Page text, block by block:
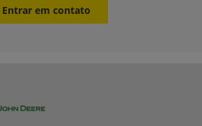
Entrar em contato